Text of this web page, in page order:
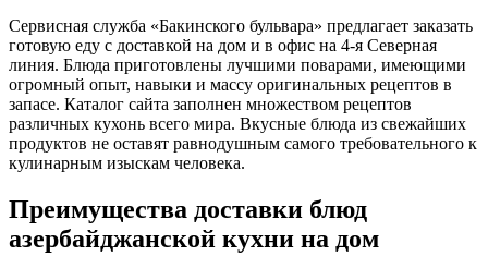
Сервисная служба «Бакинского бульвара» предлагает заказать
готовую еду с доставкой на дом и в офис на 4-я Северная
линия. Блюда приготовлены лучшими поварами, имеющими
огромный опыт, навыки и массу оригинальных рецептов в
запасе. Каталог сайта заполнен множеством рецептов
различных кухонь всего мира. Вкусные блюда из свежайших
продуктов не оставят равнодушным самого требовательного к
кулинарным изыскам человека.
Преимущества доставки блюд
азербайджанской кухни на дом